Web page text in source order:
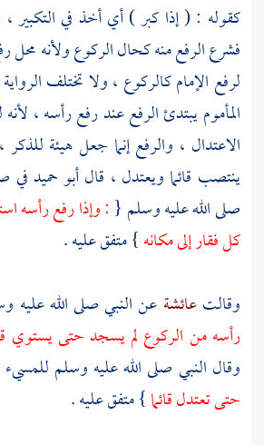
كقوله : ( إذا كبر ) أي أخذ في التكبير ،
فشرع الرفع منه كحال الركوع ولأنه محل
لرفع الإمام كالركوع ، ولا تختلف الرواية
المأموم يبتدئ الرفع عند رفع رأسه ،
الاعتدال ، والرفع إنما جعل هيئة
ينتصب قائما ويعتدل ، قالأبو حميدفي
صلى الله عليه وسلم { : وإذا رفع رأسه
كل فقار إلى مكانه} متفق عليه .
وقالتعائشة عن النبي صلى الله
رأسه من الركوع لم يسجد حتى يستوي
وقال النبي صلى الله عليه وسلم
حتى تعتدل قائما} متفق عليه .